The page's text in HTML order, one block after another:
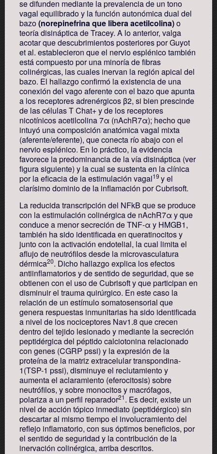
se difunden mediante la prevalencia de un tono
vagal equilibrado y la función autonómica dual del
bazo(norepinefrina que libera acetilcolina)o
teoría disináptica de Tracey. A lo anterior, valga
acotar que descubrimientos posteriores por Guyot
et al. establecieron que el nervio esplénico también
está compuesto por una minoría de fibras
colinérgicas, las cuales inervan la región apical del
bazo. El hallazgo confirmó la existencia de una
conexión del vago aferente con el bazo que apunta
a los receptores adrenérgicos β2, si bien prescinde
de las células T Chat+ y de los receptores
nicotínicos acetilcolina 7α (nAchR7α); hecho que
intuyó una composición anatómica vagal mixta
(aferente/eferente), que conecta río abajo con el
nervio esplénico. En lo práctico, la evidencia
favorece la predominancia de la vía disináptica (ver
figura siguiente) y la cual se sustenta en la clínica
por la eficacia de la estimulación vagal19 y el
clarísimo dominio de la inflamación por Cubrisoft.
La reducida transcripción del NFkB que se produce
con la estimulación colinérgica de nAchR7α y que
conduce a menor secreción de TNF-α y HMGB1,
también ha sido identificada en queratinocitos y
junto con la activación endotelial, la cual limita el
aflujo de neutrófilos desde la microvasculatura
dérmica20. Dicho hallazgo explica los efectos
antiinflamatorios y de sentido de seguridad, que se
obtienen con el uso de Cubrisoft y que participan en
disminuir el trauma quirúrgico. En este caso la
relación de un estímulo somatosensorial que
genera respuestas inmunitarias ha sido identificada
a nivel de los nociceptores Nav1.8 que crecen
dentro del tejido lesionado y mediante la secreción
peptidérgica del péptido calciotonina relacionado
con genes (CGRP pssi) y la expresión de la
proteína de la matriz extracelular transpondina-
1(TSP-1 pssi), disminuye el reclutamiento y
aumenta el aclaramiento (eferocitosis) sobre
neutrófilos, y sobre monocitos y macrófagos,
polariza a un perfil reparador21. Es decir, existe un
nivel de acción tópico inmediato (peptidérgico) sin
descartar al mismo tiempo el involucramiento del
reflejo inflamatorio, con sus óptimos beneficios, por
el sentido de seguridad y la contribución de la
inervación colinérgica, arriba descritos.